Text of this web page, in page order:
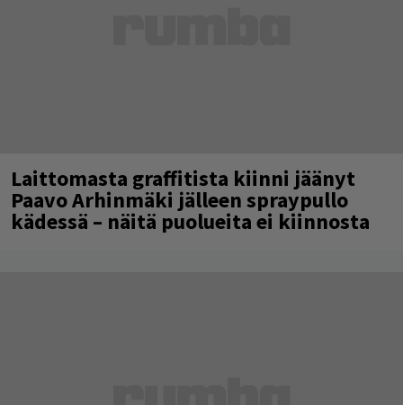
Laittomasta graffitista kiinni jäänyt
Paavo Arhinmäki jälleen spraypullo
kädessä – näitä puolueita ei kiinnosta